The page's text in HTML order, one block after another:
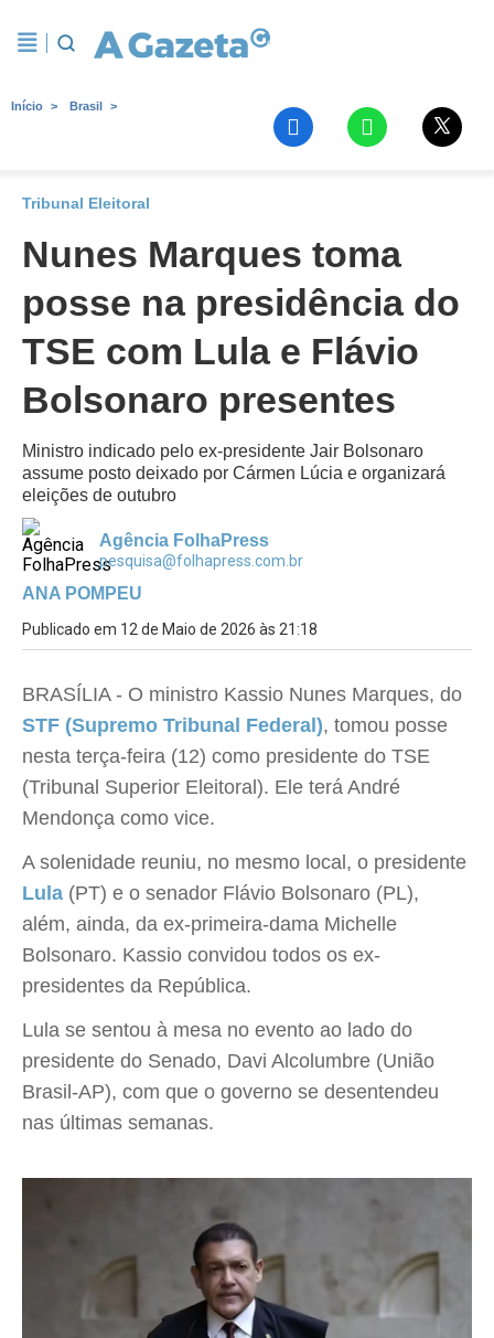
Início Brasil
Tribunal Eleitoral
Nunes Marques toma
posse na presidência do
TSE com Lula e Flávio
Bolsonaro presentes
Ministro indicado pelo ex-presidente Jair Bolsonaro
assume posto deixado por Cármen Lúcia e organizará
eleições de outubro
Agência FolhaPress
pesquisa@folhapress.com.br
ANA POMPEU
Publicado em 12 de Maio de 2026 às 21:18
BRASÍLIA - O ministro Kassio Nunes Marques, do
STF (Supremo Tribunal Federal), tomou posse
nesta terça-feira (12) como presidente do TSE
(Tribunal Superior Eleitoral). Ele terá André
Mendonça como vice.
A solenidade reuniu, no mesmo local, o presidente
Lula (PT) e o senador Flávio Bolsonaro (PL),
além, ainda, da ex-primeira-dama Michelle
Bolsonaro. Kassio convidou todos os ex-
presidentes da República.
Lula se sentou à mesa no evento ao lado do
presidente do Senado, Davi Alcolumbre (União
Brasil-AP), com que o governo se desentendeu
nas últimas semanas.